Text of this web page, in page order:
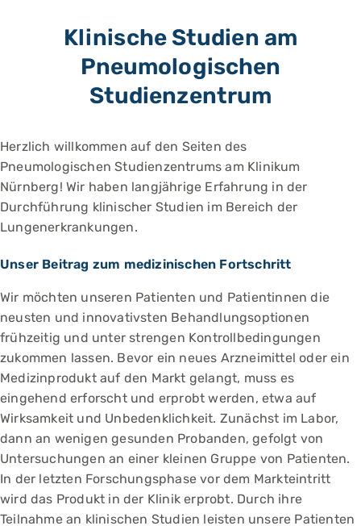
Klinische Studien am
Pneumologischen
Studienzentrum
Herzlich willkommen auf den Seiten des
Pneumologischen Studienzentrums am Klinikum
Nürnberg! Wir haben langjährige Erfahrung in der
Durchführung klinischer Studien im Bereich der
Lungenerkrankungen.
Unser Beitrag zum medizinischen Fortschritt
Wir möchten unseren Patienten und Patientinnen die
neusten und innovativsten Behandlungsoptionen
frühzeitig und unter strengen Kontrollbedingungen
zukommen lassen. Bevor ein neues Arzneimittel oder ein
Medizinprodukt auf den Markt gelangt, muss es
eingehend erforscht und erprobt werden, etwa auf
Wirksamkeit und Unbedenklichkeit. Zunächst im Labor,
dann an wenigen gesunden Probanden, gefolgt von
Untersuchungen an einer kleinen Gruppe von Patienten.
In der letzten Forschungsphase vor dem Markteintritt
wird das Produkt in der Klinik erprobt. Durch ihre
Teilnahme an klinischen Studien leisten unsere Patienten